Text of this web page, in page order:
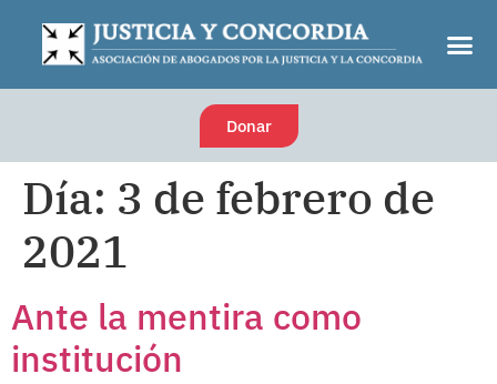
Donar
Día: 3 de febrero de
2021
Ante la mentira como
institución